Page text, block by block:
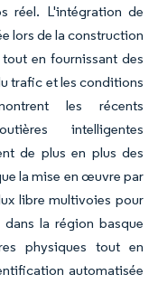
réel. L'intégration de
lors de la construction
en fournissant des
trafic et les conditions
les récents
intelligentes
de plus en plus des
la mise en œuvre par
libre multivoies pour
dans la région basque
physiques tout en
automatisée